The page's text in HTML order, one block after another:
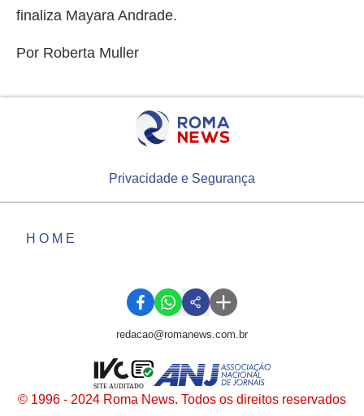
finaliza Mayara Andrade.
Por Roberta Muller
Privacidade e Segurança
HOME
redacao@romanews.com.br
© 1996 - 2024 Roma News. Todos os direitos reservados
SITE AUDITADO